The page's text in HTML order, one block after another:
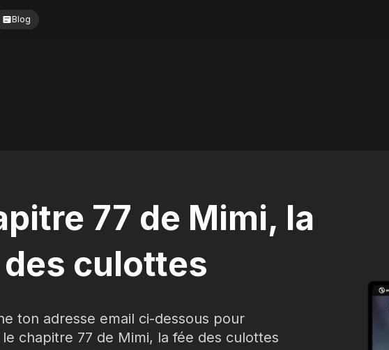
Blog
77 de Mimi, la
culottes
ton adresse email ci-dessous pour
chapitre 77 de Mimi, la fée des culottes